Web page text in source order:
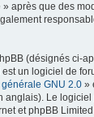
après que des
(désignés ci-
un logiciel de
GNU 2.0 »
anglais). Le
et phpBB